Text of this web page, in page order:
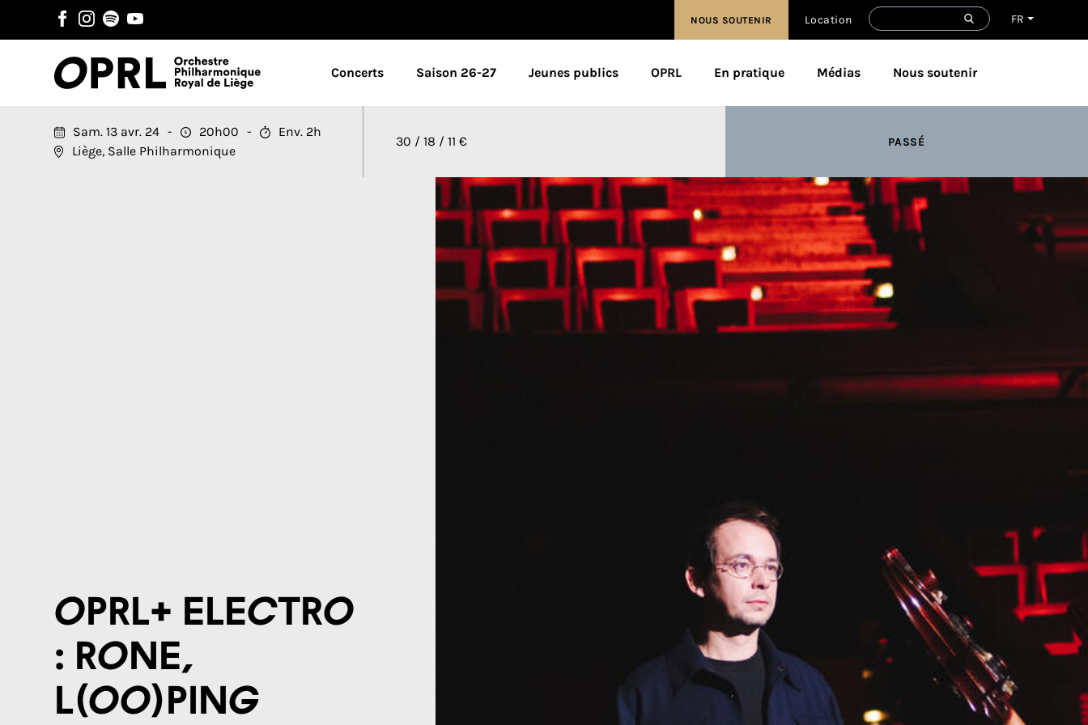
FR
NOUS SOUTENIR Location
Concerts Saison 26-27 Jeunes publics OPRL En pratique Médias Nous soutenir
Sam. 13 avr. 24 20h00
Env. 2h
Liège, Salle Philharmonique
30 / 18 / 11 € PASSÉ
OPRL+ Electro
: Rone,
L(oo)ping